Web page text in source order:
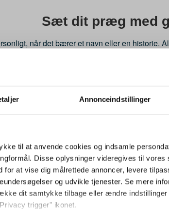
Annonceindstillinger
til at anvende cookies og indsamle
Disse oplysninger videregives til vores
for at vise dig målrettede annoncer, levere
og udvikle tjenester. Se mere
dit samtykke tilbage eller ændre indstillinger
trigger" ikonet.
Sæt dit præg med
når det bærer et navn eller en historie.
længere tekst, tilbydes dette mod et mindre
– mulighederne er mange. Som
kommentarfeltet ved checkout. Er du i tvivl
inspiration til personlige præmier, kan du
En alsidig præmie til
sportsklubber og foreninger, der ønsker en
fem størrelser gør det muligt at differentiere
vandrepokal der videregives fra sæson til
og udmærkelser, der sætter tydelige spor